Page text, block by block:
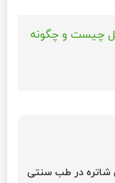
چیست و چگونه
شاتره در طب سنتی